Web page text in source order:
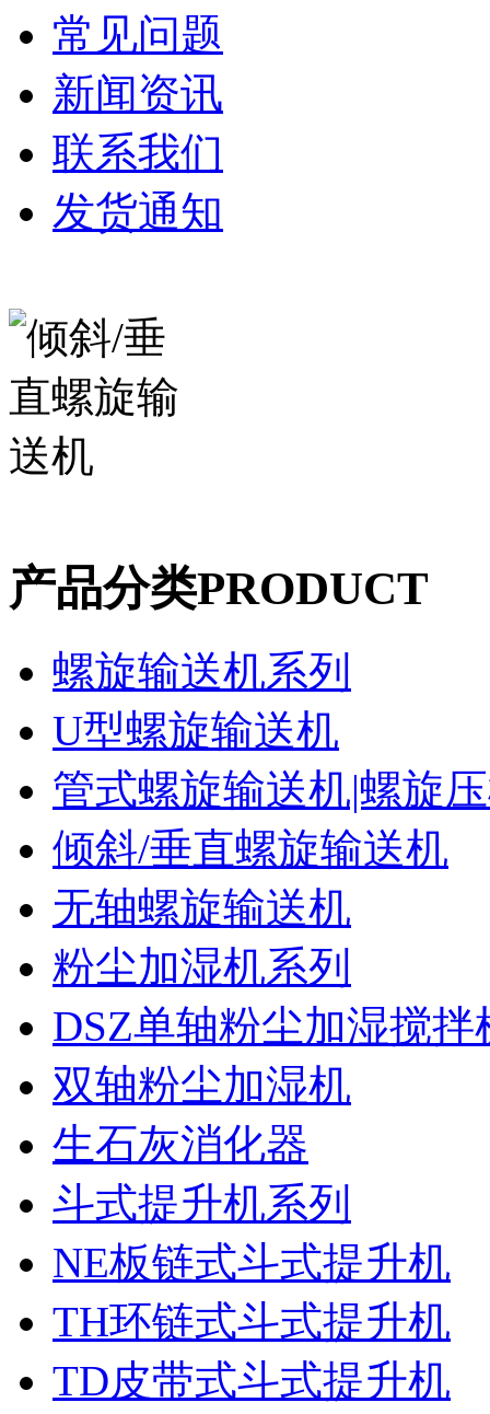
常见问题
新闻资讯
联系我们
发货通知
产品分类PRODUCT
螺旋输送机系列
U型螺旋输送机
管式螺旋输送机|螺旋
倾斜/垂直螺旋输送机
无轴螺旋输送机
粉尘加湿机系列
DSZ单轴粉尘加湿搅拌
双轴粉尘加湿机
生石灰消化器
斗式提升机系列
NE板链式斗式提升机
TH环链式斗式提升机
TD皮带式斗式提升机